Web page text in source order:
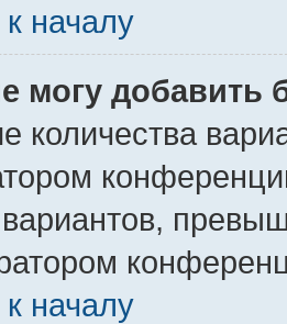
началу
могу добавить
количества
вариантов,
началу